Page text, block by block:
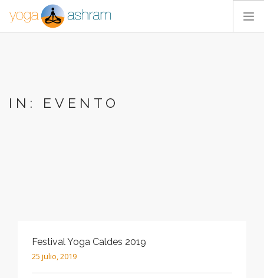
CONTACTA
IN: EVENTO
Festival Yoga Caldes 2019
25 julio, 2019